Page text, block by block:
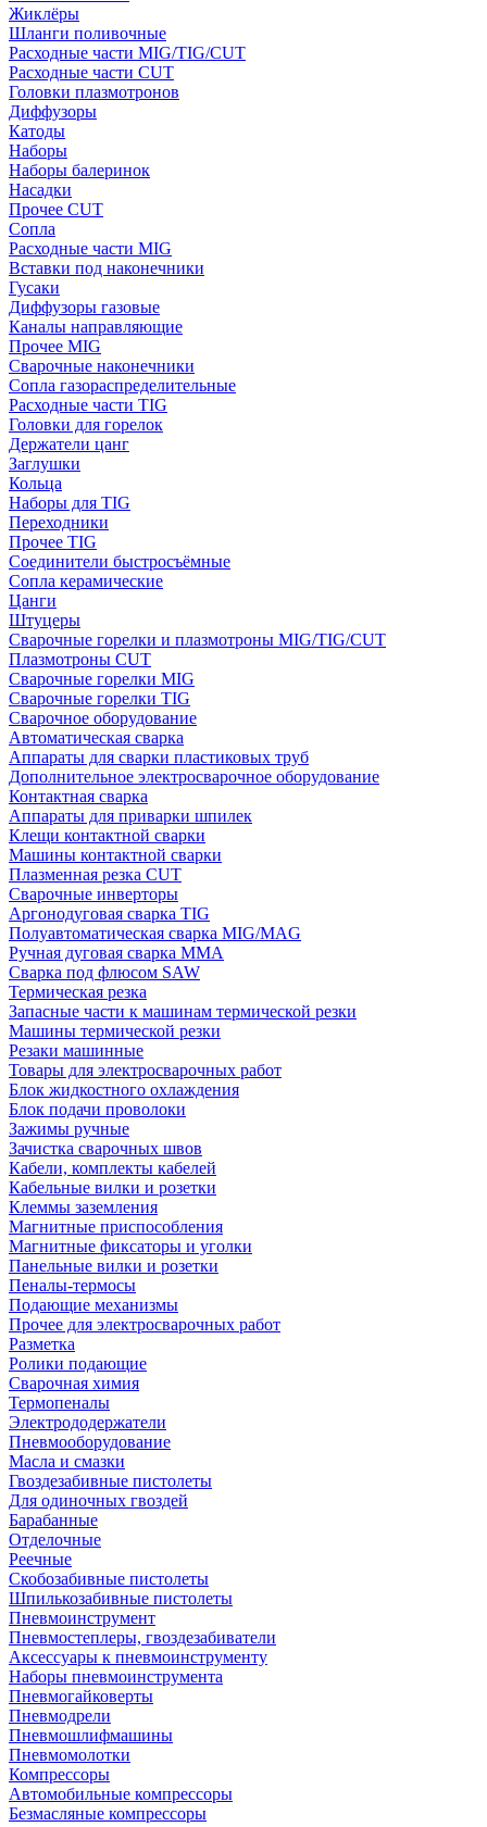
Жиклёры
Шланги поливочные
Расходные части MIG/TIG/CUT
Расходные части CUT
Головки плазмотронов
Диффузоры
Катоды
Наборы
Наборы балеринок
Насадки
Прочее CUT
Сопла
Расходные части MIG
Вставки под наконечники
Гусаки
Диффузоры газовые
Каналы направляющие
Прочее MIG
Сварочные наконечники
Сопла газораспределительные
Расходные части TIG
Головки для горелок
Держатели цанг
Заглушки
Кольца
Наборы для TIG
Переходники
Прочее TIG
Соединители быстросъёмные
Сопла керамические
Цанги
Штуцеры
Сварочные горелки и плазмотроны MIG/TIG/CUT
Плазмотроны CUT
Сварочные горелки MIG
Сварочные горелки TIG
Сварочное оборудование
Автоматическая сварка
Аппараты для сварки пластиковых труб
Дополнительное электросварочное оборудование
Контактная сварка
Аппараты для приварки шпилек
Клещи контактной сварки
Машины контактной сварки
Плазменная резка CUT
Сварочные инверторы
Аргонодуговая сварка TIG
Полуавтоматическая сварка MIG/MAG
Ручная дуговая сварка MMA
Сварка под флюсом SAW
Термическая резка
Запасные части к машинам термической резки
Машины термической резки
Резаки машинные
Товары для электросварочных работ
Блок жидкостного охлаждения
Блок подачи проволоки
Зажимы ручные
Зачистка сварочных швов
Кабели, комплекты кабелей
Кабельные вилки и розетки
Клеммы заземления
Магнитные приспособления
Магнитные фиксаторы и уголки
Панельные вилки и розетки
Пеналы-термосы
Подающие механизмы
Прочее для электросварочных работ
Разметка
Ролики подающие
Сварочная химия
Термопеналы
Электрододержатели
Пневмооборудование
Масла и смазки
Гвоздезабивные пистолеты
Для одиночных гвоздей
Барабанные
Отделочные
Реечные
Скобозабивные пистолеты
Шпилькозабивные пистолеты
Пневмоинструмент
Пневмостеплеры, гвоздезабиватели
Аксессуары к пневмоинструменту
Наборы пневмоинструмента
Пневмогайковерты
Пневмодрели
Пневмошлифмашины
Пневмомолотки
Компрессоры
Автомобильные компрессоры
Безмасляные компрессоры